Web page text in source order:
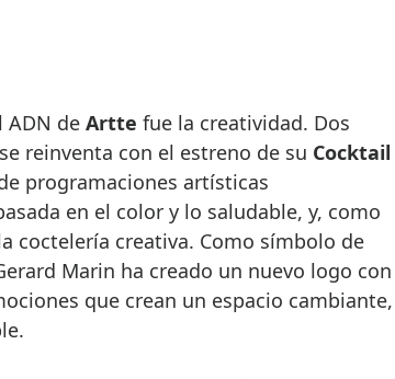
ADN de Artte fue la creatividad. Dos
reinventa con el estreno de su Cocktail
programaciones artísticas
en el color y lo saludable, y, como
coctelería creativa. Como símbolo de
Marin ha creado un nuevo logo con
que crean un espacio cambiante,